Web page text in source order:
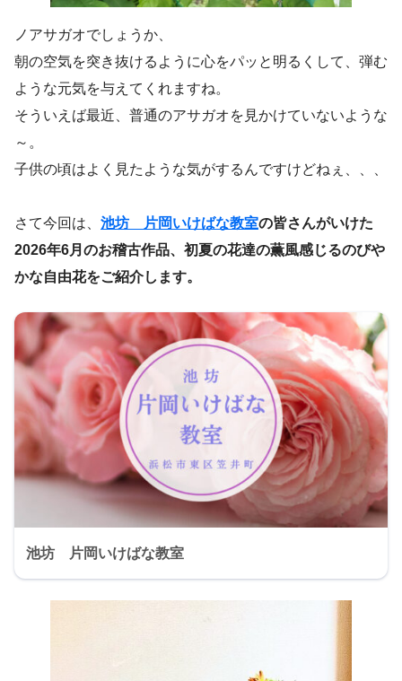
ノアサガオでしょうか、
朝の空気を突き抜けるように心をパッと明るくして、弾む
ような元気を与えてくれますね。
そういえば最近、普通のアサガオを見かけていないような
～。
子供の頃はよく見たような気がするんですけどねぇ、、、
さて今回は、 池坊 片岡いけばな教室の皆さんがいけた
2026年6月のお稽古作品、初夏の花達の薫風感じるのびや
かな自由花をご紹介します。
池坊 片岡いけばな教室